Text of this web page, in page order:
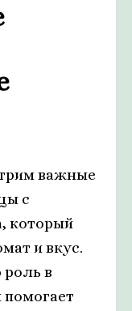
важные
с
который
и вкус.
в
помогает